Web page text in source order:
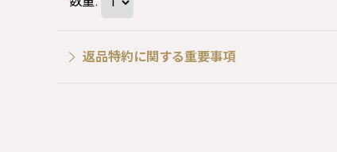
返品特約に関する重要事項